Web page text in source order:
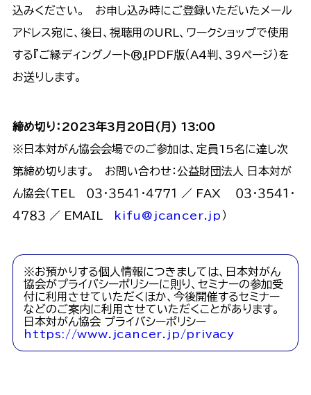
込みください。 お申し込み時にご登録いただいたメール
アドレス宛に、後日、視聴用のURL、ワークショップで使用
する『ご縁ディングノート®』PDF版（A4判、39ページ）を
お送りします。
締め切り：2023年3月20日(月) 13:00
※日本対がん協会会場でのご参加は、定員15名に達し次
第締め切ります。 お問い合わせ：公益財団法人 日本対が
ん協会（TEL ０３・３５４１・４７７１ ／ FAX ０３・３５４１・
４７８３ ／ EMAIL
kifu@jcancer.jp ）
※お預かりする個人情報につきましては、日本対がん
協会がプライバシーポリシーに則り、セミナーの参加受
付に利用させていただくほか、今後開催するセミナー
などのご案内に利用させていただくことがあります。
日本対がん協会 プライバシーポリシー
https://www.jcancer.jp/privacy